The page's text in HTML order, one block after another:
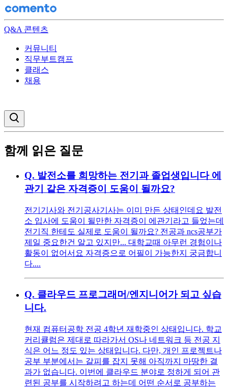
Q&A 콘텐츠
커뮤니티
직무부트캠프
클래스
채용
함께 읽은 질문
Q. 발전소를 희망하는 전기과 졸업생입니다 에
관기 같은 자격증이 도움이 될까요?
전기기사와 전기공사기사는 이미 만든 상태인데요 발전
소 입사에 도움이 될만한 자격증이 에관기라고 들었는데
전기직 한테도 실제로 도움이 될까요? 전공과 ncs공부가
제일 중요한건 알고 있지만... 대학교때 아무런 경험이나
활동이 없어서요 자격증으로 어필이 가능한지 궁금합니
다....
Q. 클라우드 프로그래머/엔지니어가 되고 싶습
니다.
현재 컴퓨터공학 전공 4학년 재학중인 상태입니다. 학교
커리큘럼은 제대로 따라가서 OS나 네트워크 등 전공 지
식은 어느 정도 있는 상태입니다. 다만, 개인 프로젝트나
공부 부분에서는 갈피를 잡지 못해 아직까지 마땅한 결
과가 없습니다. 이번에 클라우드 분야로 정하게 되어 관
련된 공부를 시작하려고 하는데 어떤 순서로 공부하는